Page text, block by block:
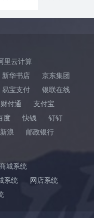
里云计算
新华书店
京东集团
易宝支付
银联在线
财付通
支付宝
度 快钱
钉钉
新浪
邮政银行
城系统
系统
网店系统